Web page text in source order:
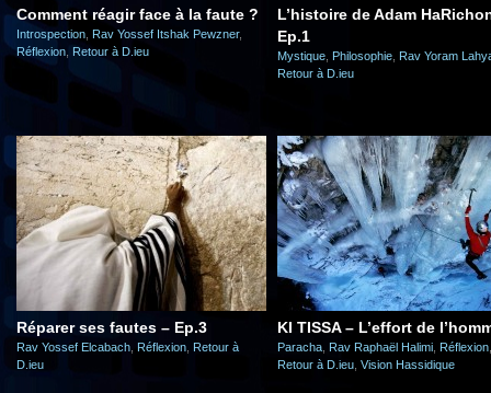
Comment réagir face à la faute ?
Introspection Rav Yossef Itshak Pewzner,
Réflexion Retour à D.ieu
L’histoire de Adam
Ep.1
Mystique Philosophie Rav Yoram
Retour à D.ieu
Réparer ses fautes – Ep.3
Rav Yossef Elcabach Réflexion Retour à
D.ieu
KI TISSA – L’effort de
Paracha Rav Raphaël Halimi Réflexion
Retour à D.ieu Vision Hassidique